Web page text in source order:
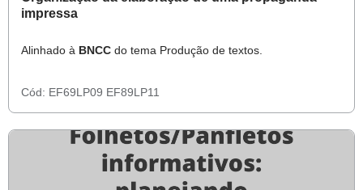
impressa
Alinhado à BNCC do tema Produção de textos.
Cód: EF69LP09 EF89LP11